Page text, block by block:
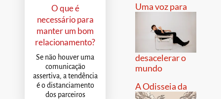
O que é
necessário para
manter um bom
relacionamento?
Se não houver uma
comunicação
assertiva, a tendência
é o distanciamento
dos parceiros
Uma voz para
desacelerar o
mundo
A Odisseia da